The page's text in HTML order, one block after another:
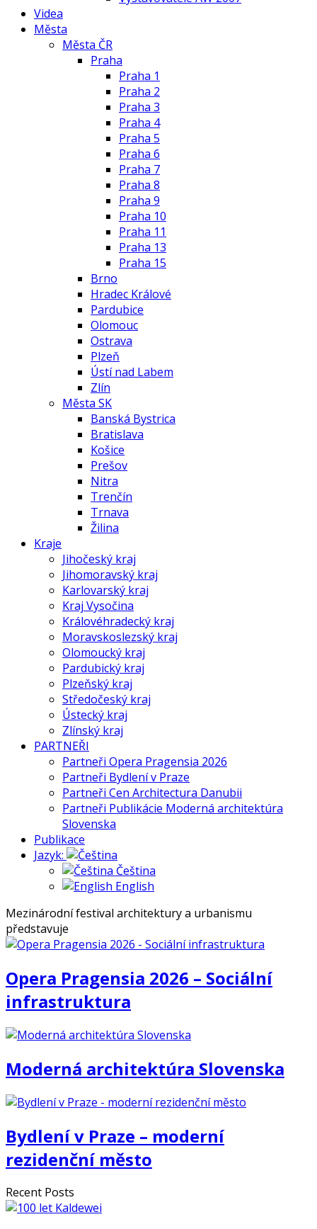
Videa
Města
Města ČR
Praha
Praha 1
Praha 2
Praha 3
Praha 4
Praha 5
Praha 6
Praha 7
Praha 8
Praha 9
Praha 10
Praha 11
Praha 13
Praha 15
Brno
Hradec Králové
Pardubice
Olomouc
Ostrava
Plzeň
Ústí nad Labem
Zlín
Města SK
Banská Bystrica
Bratislava
Košice
Prešov
Nitra
Trenčín
Trnava
Žilina
Kraje
Jihočeský kraj
Jihomoravský kraj
Karlovarský kraj
Kraj Vysočina
Královéhradecký kraj
Moravskoslezský kraj
Olomoucký kraj
Pardubický kraj
Plzeňský kraj
Středočeský kraj
Ústecký kraj
Zlínský kraj
PARTNEŘI
Partneři Opera Pragensia 2026
Partneři Bydlení v Praze
Partneři Cen Architectura Danubii
Partneři Publikácie Moderná architektúra
Slovenska
Publikace
Jazyk:
Čeština
English
Mezinárodní festival architektury a urbanismu
představuje
Opera Pragensia 2026 – Sociální
infrastruktura
Moderná architektúra Slovenska
Bydlení v Praze – moderní
rezidenční město
Recent Posts